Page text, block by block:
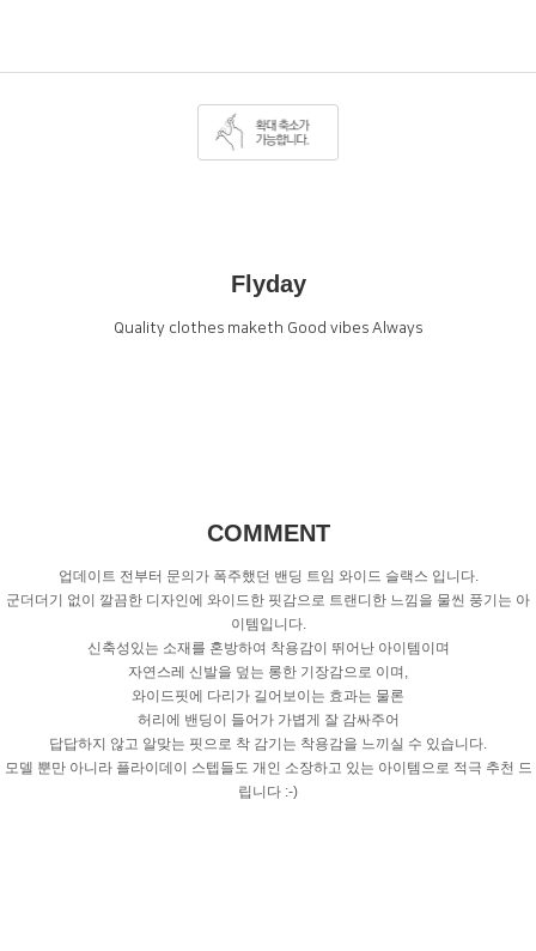
Flyday
Quality clothes maketh Good vibes Always
COMMENT
업데이트 전부터 문의가 폭주했던 밴딩 트임 와이드 슬랙스 입니다.
군더더기 없이 깔끔한 디자인에 와이드한 핏감으로 트랜디한 느낌을 물씬 풍기는 아
이템입니다.
신축성있는 소재를 혼방하여 착용감이 뛰어난 아이템이며
자연스레 신발을 덮는 롱한 기장감으로 이며,
와이드핏에 다리가 길어보이는 효과는 물론
허리에 밴딩이 들어가 가볍게 잘 감싸주어
답답하지 않고 알맞는 핏으로 착 감기는 착용감을 느끼실 수 있습니다.
모델 뿐만 아니라 플라이데이 스텝들도 개인 소장하고 있는 아이템으로 적극 추천 드
립니다 :-)